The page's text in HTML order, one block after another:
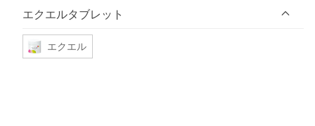
エクエルタブレット
エクエル